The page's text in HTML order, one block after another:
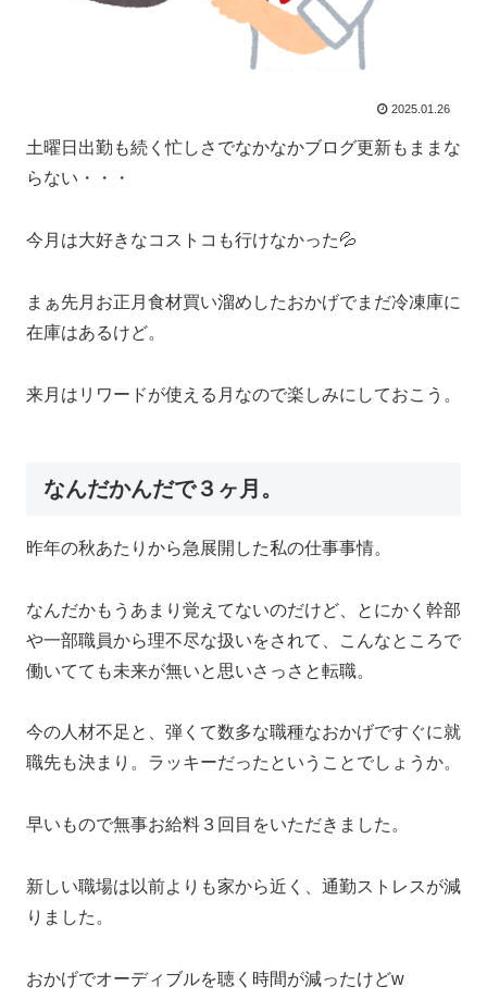
2025.01.26
土曜日出勤も続く忙しさでなかなかブログ更新もままな
らない・・・
今月は大好きなコストコも行けなかった💦
まぁ先月お正月食材買い溜めしたおかげでまだ冷凍庫に
在庫はあるけど。
来月はリワードが使える月なので楽しみにしておこう。
なんだかんだで３ヶ月。
昨年の秋あたりから急展開した私の仕事事情。
なんだかもうあまり覚えてないのだけど、とにかく幹部
や一部職員から理不尽な扱いをされて、こんなところで
働いてても未来が無いと思いさっさと転職。
今の人材不足と、弾くて数多な職種なおかげですぐに就
職先も決まり。ラッキーだったということでしょうか。
早いもので無事お給料３回目をいただきました。
新しい職場は以前よりも家から近く、通勤ストレスが減
りました。
おかげでオーディブルを聴く時間が減ったけどw